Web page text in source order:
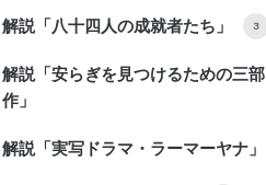
解説「八十四人の成就者たち」 3
解説「安らぎを見つけるための三部
作」
解説「実写ドラマ・ラーマーヤナ」